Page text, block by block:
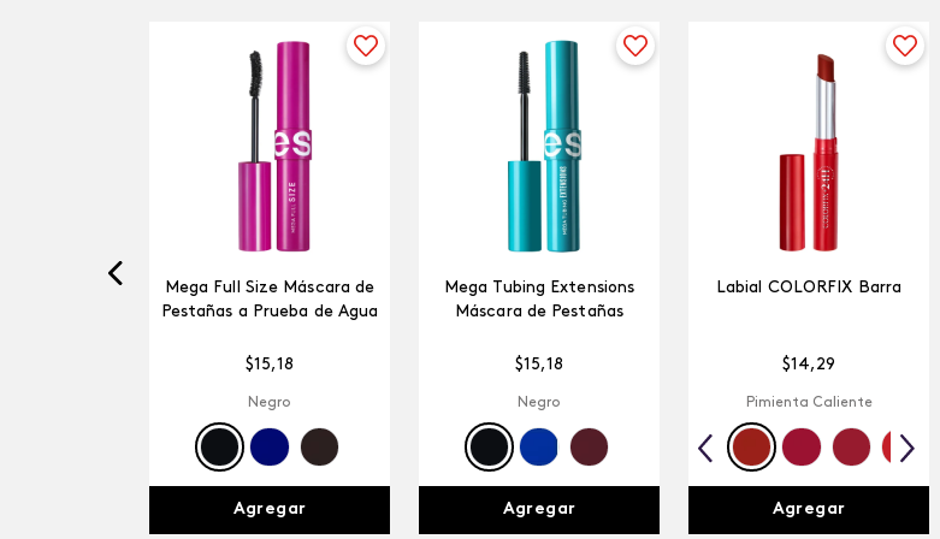
Mega Full Size Máscara de
Pestañas a Prueba de Agua
$15,18
Negro
Agregar
Mega Tubing Extensions
Máscara de Pestañas
$15,18
Negro
Agregar
Labial COLORFIX Barra
$14, 29
Pimienta Caliente
Agregar